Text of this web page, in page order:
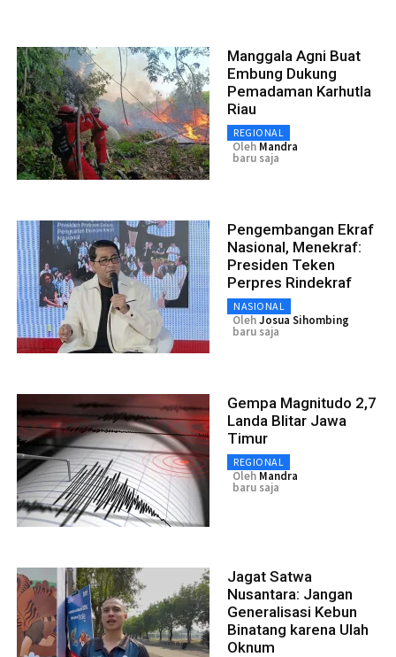
Manggala Agni Buat
Embung Dukung
Pemadaman Karhutla
Riau
REGIONAL
Oleh Mandra
baru saja
Pengembangan Ekraf
Nasional, Menekraf:
Presiden Teken
Perpres Rindekraf
NASIONAL
OlehJosua Sihombing
baru saja
Gempa Magnitudo 2,7
Landa Blitar Jawa
Timur
REGIONAL
Oleh Mandra
baru saja
Jagat Satwa
Nusantara: Jangan
Generalisasi Kebun
Binatang karena Ulah
Oknum